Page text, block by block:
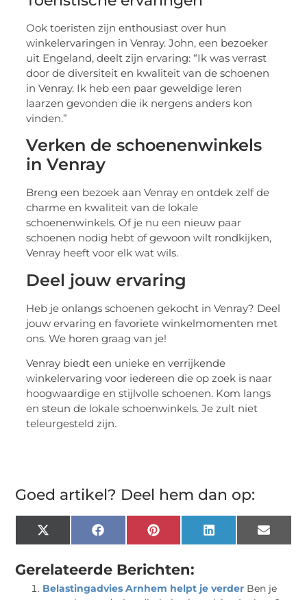
Ook toeristen zijn enthousiast over hun
winkelervaringen in Venray. John, een bezoeker
uit Engeland, deelt zijn ervaring: “Ik was verrast
door de diversiteit en kwaliteit van de schoenen
in Venray. Ik heb een paar geweldige leren
laarzen gevonden die ik nergens anders kon
vinden.”
Verken de schoenenwinkels
in Venray
Breng een bezoek aan Venray en ontdek zelf de
charme en kwaliteit van de lokale
schoenenwinkels. Of je nu een nieuw paar
schoenen nodig hebt of gewoon wilt rondkijken,
Venray heeft voor elk wat wils.
Deel jouw ervaring
Heb je onlangs schoenen gekocht in Venray? Deel
jouw ervaring en favoriete winkelmomenten met
ons. We horen graag van je!
Venray biedt een unieke en verrijkende
winkelervaring voor iedereen die op zoek is naar
hoogwaardige en stijlvolle schoenen. Kom langs
en steun de lokale schoenwinkels. Je zult niet
teleurgesteld zijn.
Goed artikel? Deel hem dan op:
X
(Twitter)
FacebookPinterestLinkedInEmail
Gerelateerde Berichten:
Belastingadvies Arnhem helpt je verder Ben je